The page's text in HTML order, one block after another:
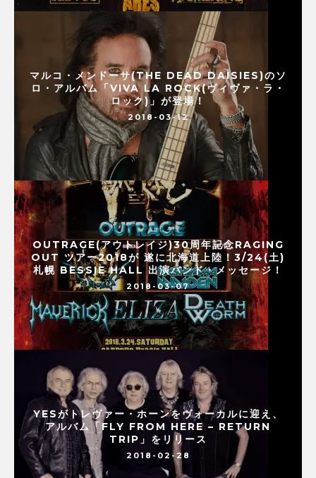
マルコ・メンドーサ(THE DEAD DAISIES)のソ
ロ・アルバム「VIVA LA ROCK(ヴィヴァ・ラ・
ロック)」が登場！
2018-03-12
OUTRAGE(アウトレイジ)30周年記念RAGING
OUT ツアー2018が 遂に北海道上陸！3/24(土)
札幌 BESSIE HALL 出演バンド・メッセージ！
2018-03-07
YESがトレヴァー・ホーンをヴォーカルに迎え、
アルバム「FLY FROM HERE – RETURN
TRIP」をリリース
2018-02-28